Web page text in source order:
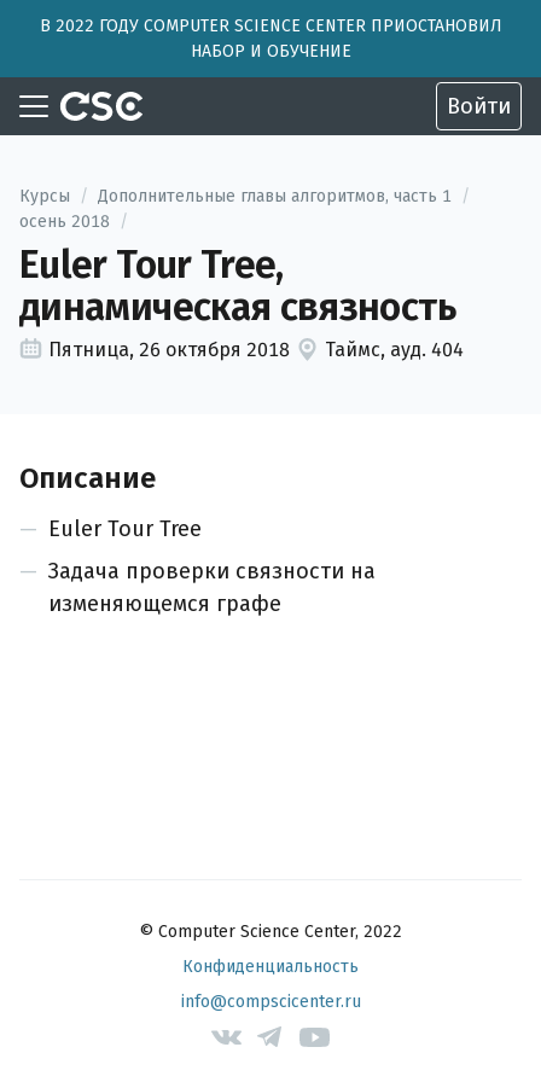
В 2022 ГОДУ COMPUTER SCIENCE CENTER ПРИОСТАНОВИЛ
НАБОР И ОБУЧЕНИЕ
Войти
Курсы / Дополнительные главы алгоритмов, часть 1
/
осень 2018
/
Euler Tour Tree,
динамическая связность
Пятница, 26 октября 2018 Таймс, ауд. 404
Описание
Euler Tour Tree
Задача проверки связности на
изменяющемся графе
© Computer Science Center, 2022
Конфиденциальность
info@compscicenter.ru